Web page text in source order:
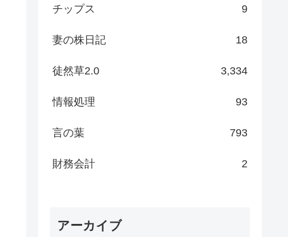
チップス 9
妻の株日記 18
徒然草2.0 3,334
情報処理 93
言の葉 793
財務会計 2
アーカイブ